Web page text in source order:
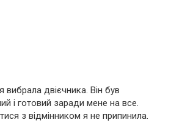
вибрала двієчника. Він був
і готовий заради мене на все.
з відмінником я не припинила.